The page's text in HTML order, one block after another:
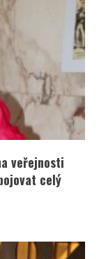
veřejnosti
celý